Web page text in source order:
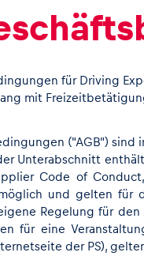
für Driving
mit
("AGB")
Unterabschnitt
Code of
und gelten für
Regelung für
für eine
der PS),